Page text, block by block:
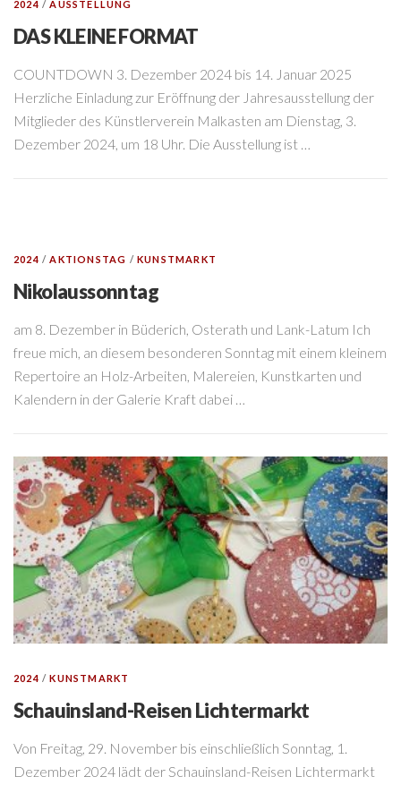
2024 /AUSSTELLUNG
DAS KLEINE FORMAT
COUNTDOWN 3. Dezember 2024 bis 14. Januar 2025
Herzliche Einladung zur Eröffnung der Jahresausstellung der
Mitglieder des Künstlerverein Malkasten am Dienstag, 3.
Dezember 2024, um 18 Uhr. Die Ausstellung ist …
2024 /AKTIONSTAG /KUNSTMARKT
Nikolaussonntag
am 8. Dezember in Büderich, Osterath und Lank-Latum Ich
freue mich, an diesem besonderen Sonntag mit einem kleinem
Repertoire an Holz-Arbeiten, Malereien, Kunstkarten und
Kalendern in der Galerie Kraft dabei …
2024 /KUNSTMARKT
Schauinsland-Reisen Lichtermarkt
Von Freitag, 29. November bis einschließlich Sonntag, 1.
Dezember 2024 lädt der Schauinsland-Reisen Lichtermarkt